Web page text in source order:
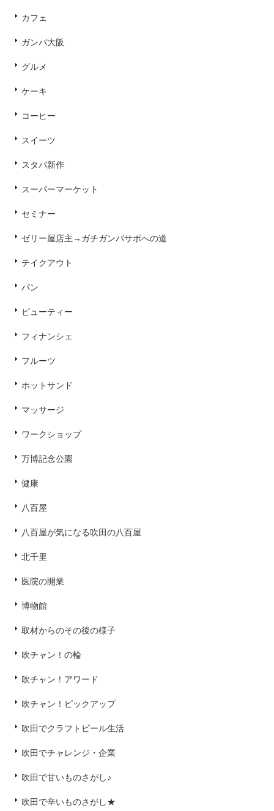
カフェ
ガンバ大阪
グルメ
ケーキ
コーヒー
スイーツ
スタバ新作
スーパーマーケット
セミナー
ゼリー屋店主→ガチガンバサポへの道
テイクアウト
パン
ビューティー
フィナンシェ
フルーツ
ホットサンド
マッサージ
ワークショップ
万博記念公園
健康
八百屋
八百屋が気になる吹田の八百屋
北千里
医院の開業
博物館
取材からのその後の様子
吹チャン！の輪
吹チャン！アワード
吹チャン！ピックアップ
吹田でクラフトビール生活
吹田でチャレンジ・企業
吹田で甘いものさがし♪
吹田で辛いものさがし★